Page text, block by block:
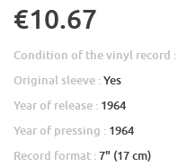
€10.67
Condition of the vinyl record :
Original sleeve :Yes
Year of release : 1964
Year of pressing : 1964
Record format :7" (17 cm)